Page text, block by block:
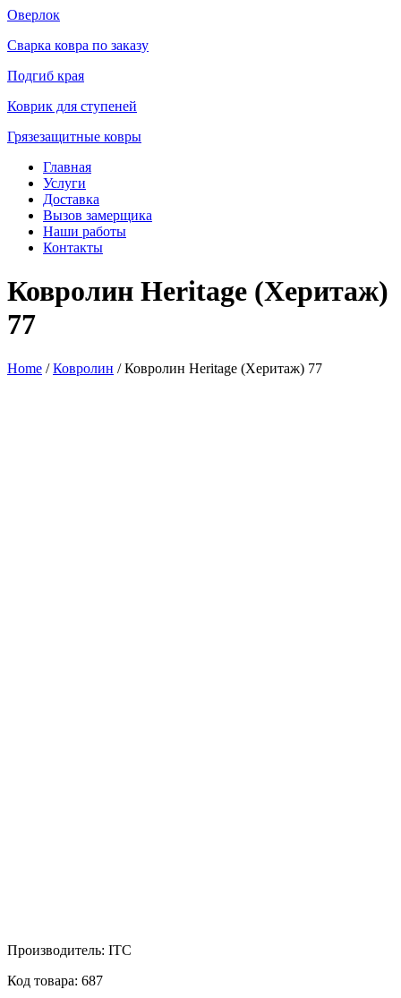
Оверлок
Сварка ковра по заказу
Подгиб края
Коврик для ступеней
Грязезащитные ковры
Главная
Услуги
Доставка
Вызов замерщика
Наши работы
Контакты
Ковролин Heritage (Херитаж)
77
Home /Ковролин / Ковролин Heritage (Херитаж) 77
Производитель: ITC
Код товара: 687